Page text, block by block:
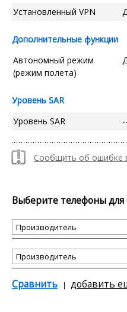
Установленный VPN
Дополнительные функции
Автономный режим
(режим полета)
Уровень SAR
Уровень SAR
--
Сообщить об ошибке
Выберите телефоны для
Сравнить добавить